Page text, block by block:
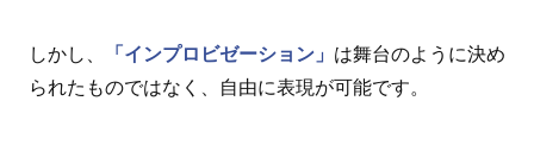
しかし、 「インプロビゼーション」 は舞台のように決め
られたものではなく、自由に表現が可能です。